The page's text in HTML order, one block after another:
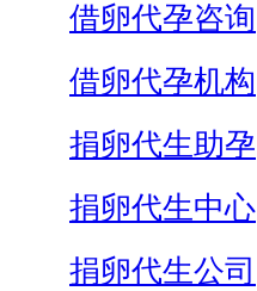
借卵代孕咨询
借卵代孕机构
捐卵代生助孕
捐卵代生中心
捐卵代生公司